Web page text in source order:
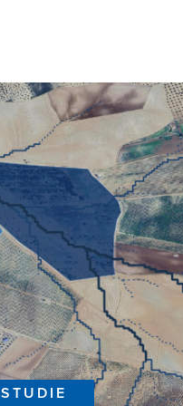
STUDIE